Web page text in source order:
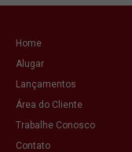
Home
Alugar
Lançamentos
Área do Cliente
Trabalhe Conosco
Contato